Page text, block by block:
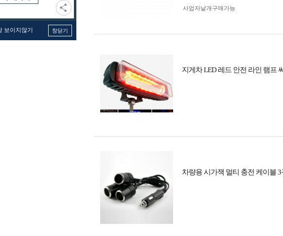
보이지않기 창닫기
사업자 낱개구매가능
지게차 LED 레드 안전 라인 램프
차량용 시가잭 멀티 충전 케이블 3